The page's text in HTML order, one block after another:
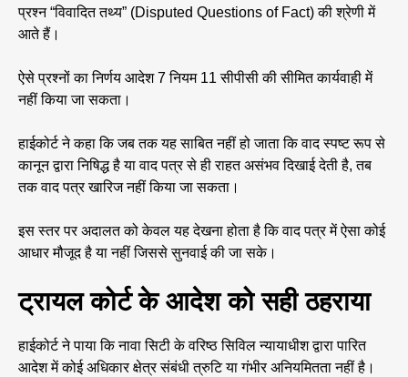
प्रश्न “विवादित तथ्य” (Disputed Questions of Fact) की श्रेणी में
आते हैं।
ऐसे प्रश्नों का निर्णय आदेश 7 नियम 11 सीपीसी की सीमित कार्यवाही में
नहीं किया जा सकता।
हाईकोर्ट ने कहा कि जब तक यह साबित नहीं हो जाता कि वाद स्पष्ट रूप से
कानून द्वारा निषिद्ध है या वाद पत्र से ही राहत असंभव दिखाई देती है, तब
तक वाद पत्र खारिज नहीं किया जा सकता।
इस स्तर पर अदालत को केवल यह देखना होता है कि वाद पत्र में ऐसा कोई
आधार मौजूद है या नहीं जिससे सुनवाई की जा सके।
ट्रायल कोर्ट के आदेश को सही ठहराया
हाईकोर्ट ने पाया कि नावा सिटी के वरिष्ठ सिविल न्यायाधीश द्वारा पारित
आदेश में कोई अधिकार क्षेत्र संबंधी त्रुटि या गंभीर अनियमितता नहीं है।